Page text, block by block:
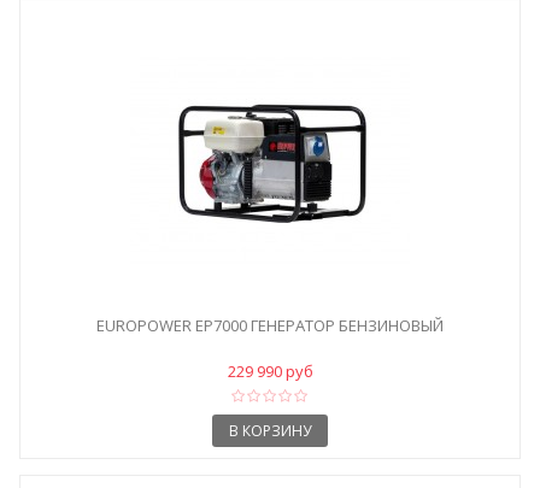
EUROPOWER EP7000 ГЕНЕРАТОР БЕНЗИНОВЫЙ
229 990 руб
В КОРЗИНУ